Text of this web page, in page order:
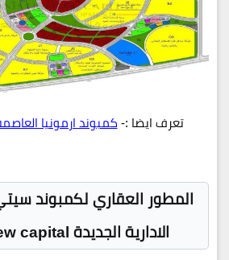
تعرف ايضا :-كمبوند ارمونيا
المطور العقاري لكمبوند
الادارية الجديدة city oval new capital